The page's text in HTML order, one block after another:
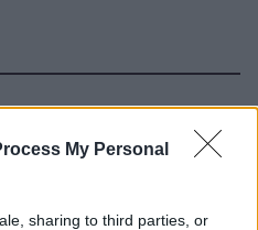
My Personal
sharing to third parties, or